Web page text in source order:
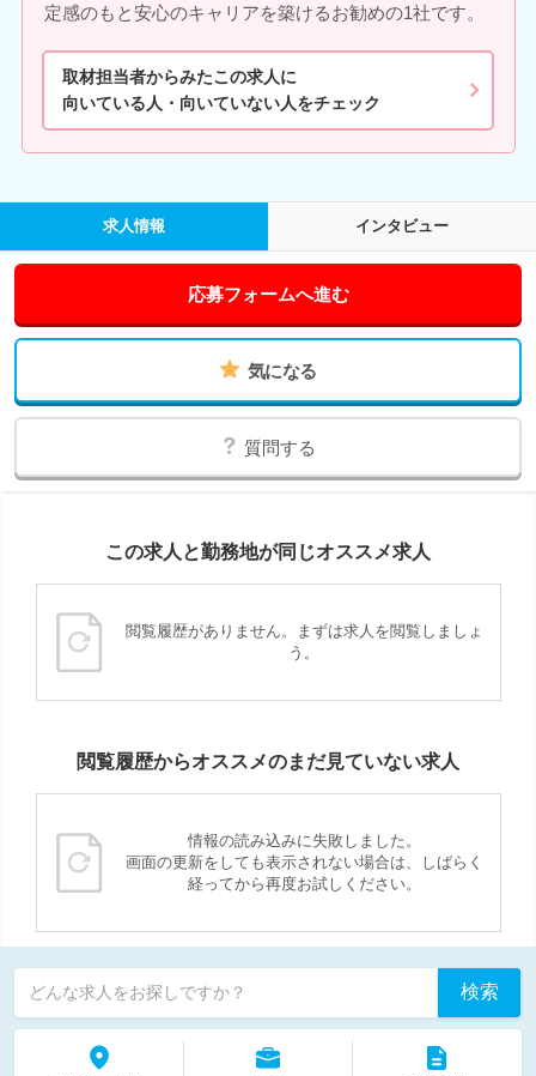
定感のもと安心のキャリアを築けるお勧めの1社です。
取材担当者からみたこの求人に
向いている人・向いていない人をチェック
求人情報 インタビュー
応募フォームへ進む
気になる
質問する
この求人と勤務地が同じオススメ求人
閲覧履歴がありません。まずは求人を閲覧しましょ
う。
閲覧履歴からオススメのまだ見ていない求人
情報の読み込みに失敗しました。
画面の更新をしても表示されない場合は、しばらく
経ってから再度お試しください。
どんな求人をお探しですか？ 検索